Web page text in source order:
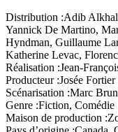
Distribution :Adib
Yannick De Martino,
Hyndman, Guillaume
Katherine Levac,
Réalisation :Jean-
Producteur :Josée Fortier
Scénarisation :Marc
Genre :Fiction, Comédie
Maison de production :